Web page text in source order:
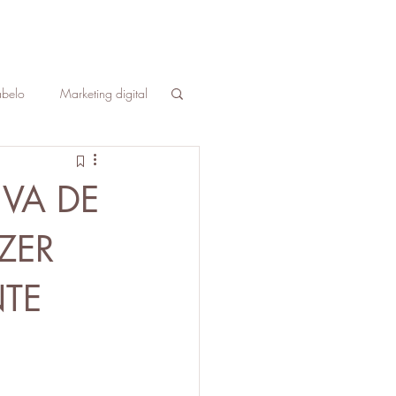
Marketing digital
sobrancelha
estéticos
cursos
DE